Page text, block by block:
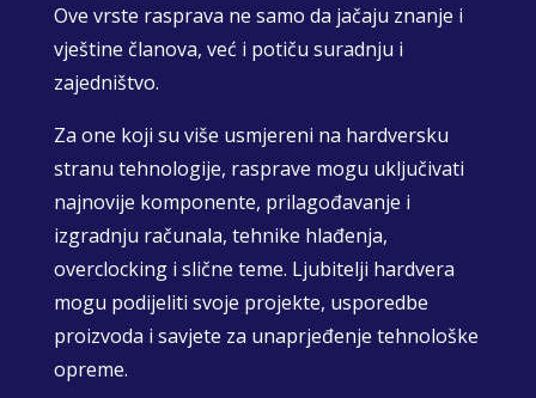
Ove vrste rasprava ne samo da jačaju znanje i
vještine članova, već i potiču suradnju i
zajedništvo.
Za one koji su više usmjereni na hardversku
stranu tehnologije, rasprave mogu uključivati
najnovije komponente, prilagođavanje i
izgradnju računala, tehnike hlađenja,
overclocking i slične teme. Ljubitelji hardvera
mogu podijeliti svoje projekte, usporedbe
proizvoda i savjete za unaprjeđenje tehnološke
opreme.